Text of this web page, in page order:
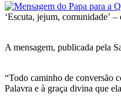
‘Escuta, jejum, comunidade’
A mensagem, publicada pela
“Todo caminho de conversão
Palavra e à graça divina que